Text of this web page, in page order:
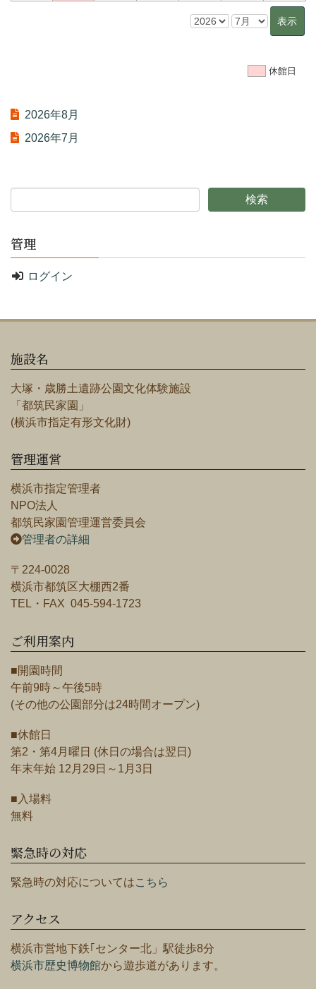
休館日
2026年8月
2026年7月
管理
ログイン
施設名
大塚・歳勝土遺跡公園文化体験施設
「都筑民家園」
(横浜市指定有形文化財)
管理運営
横浜市指定管理者
NPO法人
都筑民家園管理運営委員会
管理者の詳細
〒224-0028
横浜市都筑区大棚西2番
TEL・FAX 045-594-1723
ご利用案内
■開園時間
午前9時～午後5時
(その他の公園部分は24時間オープン)
■休館日
第2・第4月曜日 (休日の場合は翌日)
年末年始 12月29日～1月3日
■入場料
無料
緊急時の対応
緊急時の対応についてはこちら
アクセス
横浜市営地下鉄｢センター北」駅徒歩8分
横浜市歴史博物館から遊歩道があります。